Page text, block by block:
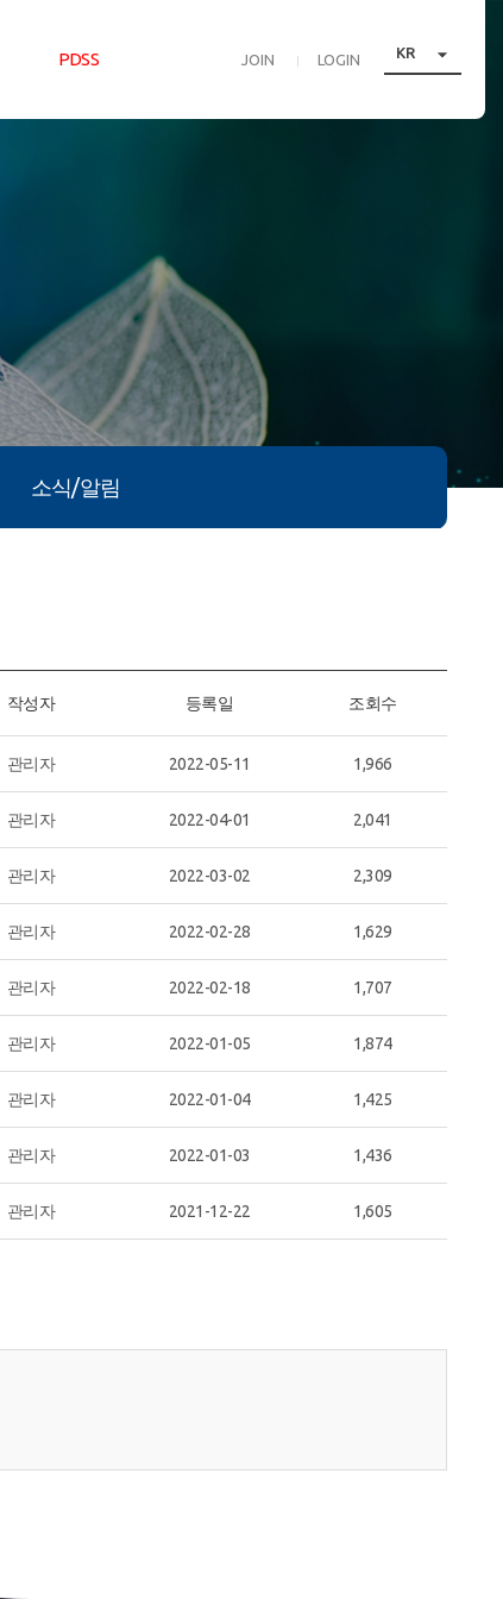
JOIN LOGIN KR 
PDSS
소식/알림
작성자 등록일 조회수
관리자 2022-05-11 1,966
관리자 2022-04-01 2,041
관리자 2022-03-02 2,309
관리자 2022-02-28 1,629
관리자 2022-02-18 1,707
관리자 2022-01-05 1,874
관리자 2022-01-04 1,425
관리자 2022-01-03 1,436
관리자 2021-12-22 1,605